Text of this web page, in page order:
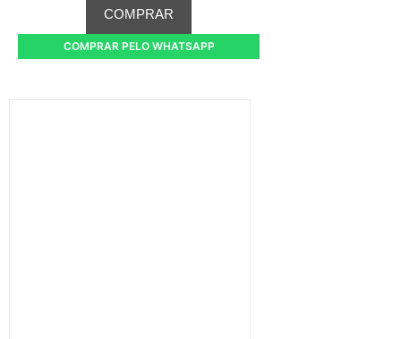
COMPRAR
COMPRAR PELO WHATSAPP